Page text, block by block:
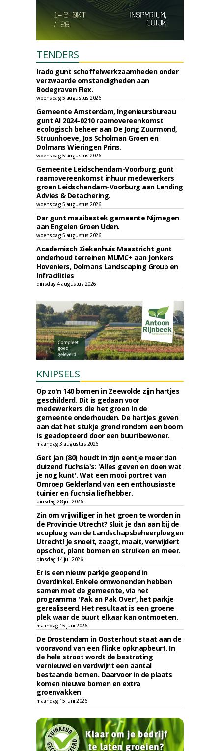
TENDERS
Irado gunt schoffelwerkzaamheden onder
verzwaarde omstandigheden aan
Bodegraven Flex.
woensdag 5 augustus 2026
Gemeente Amsterdam, Ingenieursbureau
gunt AI 2024-0210 raamovereenkomst
ecologisch beheer aan De Jong Zuurmond,
Struunhoeve, Jos Scholman Groen en
Dolmans Wieringen Prins.
woensdag 5 augustus 2026
Gemeente Leidschendam-Voorburg gunt
raamovereenkomst inhuur medewerkers
groen Leidschendam-Voorburg aan Lending
Advies & Detachering.
woensdag 5 augustus 2026
Dar gunt maaibestek gemeente Nijmegen
aan Engelen Groen Uden.
woensdag 5 augustus 2026
Academisch Ziekenhuis Maastricht gunt
onderhoud terreinen MUMC+ aan Jonkers
Hoveniers, Dolmans Landscaping Group en
Infracilities
dinsdag 4 augustus 2026
KNIPSELS
Op zo'n 140 bomen in Zeewolde zijn hartjes
geschilderd. Dit is gedaan voor
medewerkers die het groen in de
gemeente onderhouden. De hartjes geven
aan dat het stukje grond rondom een boom
is geadopteerd door een buurtbewoner.
maandag 3 augustus 2026
Gert Jan (80) houdt in zijn eentje meer dan
duizend fuchsia's: 'Alles geven en doen wat
je nog kunt'. Wat een mooi portret van
Omroep Gelderland van een enthousiaste
tuinier en fuchsia liefhebber.
dinsdag 28 juli 2026
Zin om vrijwilliger in het groen te worden in
de Provincie Utrecht? Sluit je dan aan bij de
ecoploeg van de Landschapsbeheerploegen
Utrecht! Je snoeit, zaagt, maait, verwijdert
opschot, plant bomen en struiken en meer.
dinsdag 14 juli 2026
Er is een nieuw parkje geopend in
Overdinkel. Enkele omwonenden hebben
samen met de gemeente, via het
programma 'Pak an Pak Over', het parkje
gerealiseerd. Het resultaat is een groene
plek waar de buurt elkaar kan ontmoeten.
maandag 15 juni 2026
De Drostendam in Oosterhout staat aan de
vooravond van een flinke opknapbeurt. In
de hele straat wordt de bestrating
vernieuwd en verdwijnt een aantal
bestaande bomen. Daarvoor in de plaats
komen nieuwe bomen en extra
groenvakken.
maandag 15 juni 2026